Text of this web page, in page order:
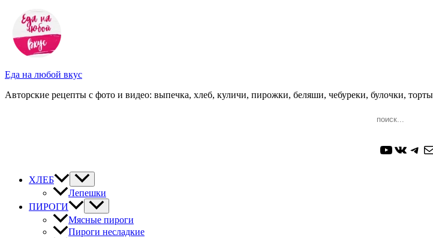
Перейти
содержимому
Еда на любой вкус
Авторские рецепты с фото и видео: выпечка, хлеб, куличи, пирожки, беляши, чебуреки, булочки,
YouTube
ХЛЕБ
Лепешки
ПИРОГИ
Мясные пироги
Пироги несладкие